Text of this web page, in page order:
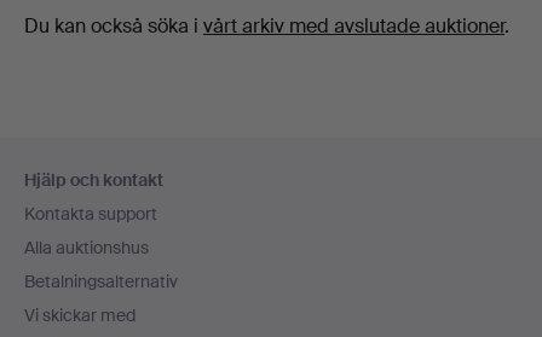
Du kan också söka i vårt arkiv med avslutade auktioner.
Hjälp och kontakt
Kontakta support
Alla auktionshus
Betalningsalternativ
Vi skickar med